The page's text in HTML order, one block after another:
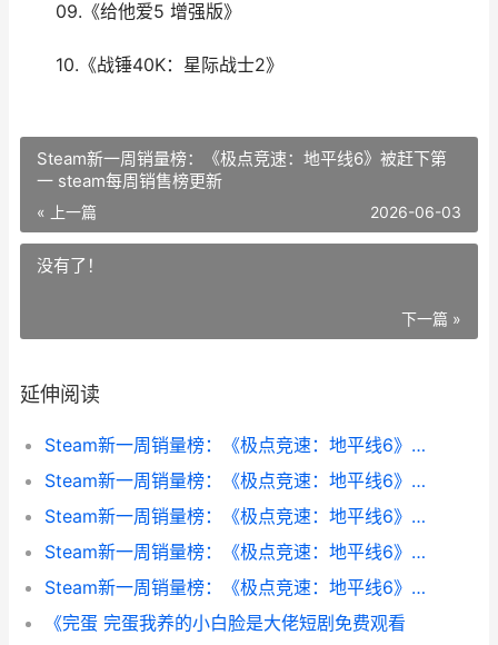
09.《给他爱5 增强版》
10.《战锤40K：星际战士2》
Steam新一周销量榜：《极点竞速：地平线6》被赶下第
一 steam每周销售榜更新
« 上一篇 2026-06-03
没有了！
下一篇 »
延伸阅读
Steam新一周销量榜：《极点竞速：地平线6》被赶下第一 steam上周销量
Steam新一周销量榜：《极点竞速：地平线6》被赶下第一 steam每周销售榜更新
Steam新一周销量榜：《极点竞速：地平线6》被赶下第一 steam销量周榜在哪
Steam新一周销量榜：《极点竞速：地平线6》被赶下第一 steam销量周榜acfun
Steam新一周销量榜：《极点竞速：地平线6》被赶下第一 steam一周销量排行榜
《完蛋 完蛋我养的小白脸是大佬短剧免费观看